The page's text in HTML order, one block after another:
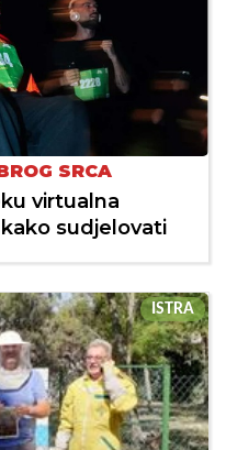
SRCA
virtualna
sudjelovati
ISTRA